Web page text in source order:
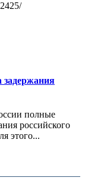
задержания
полные
российского
этого...